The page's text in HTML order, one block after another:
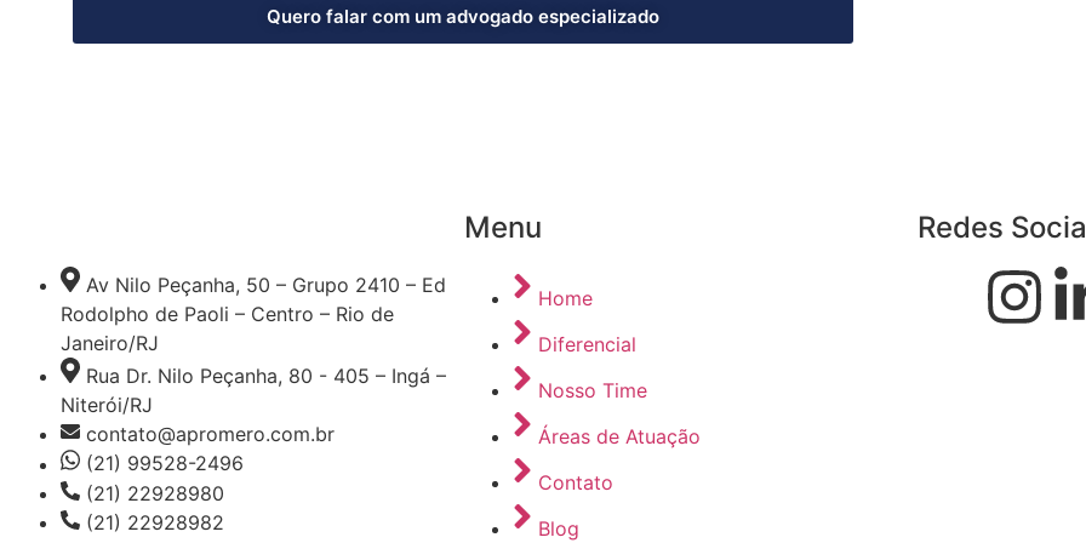
Quero falar com um advogado especializado
Av Nilo Peçanha, 50 – Grupo 2410 – Ed
Rodolpho de Paoli – Centro – Rio de
Janeiro/RJ
Rua Dr. Nilo Peçanha, 80 - 405 – Ingá –
Niterói/RJ
contato@apromero.com.br
(21) 99528-2496
(21) 22928980
(21) 22928982
Menu
Home
Diferencial
Nosso Time
Áreas de Atuação
Contato
Blog
Redes